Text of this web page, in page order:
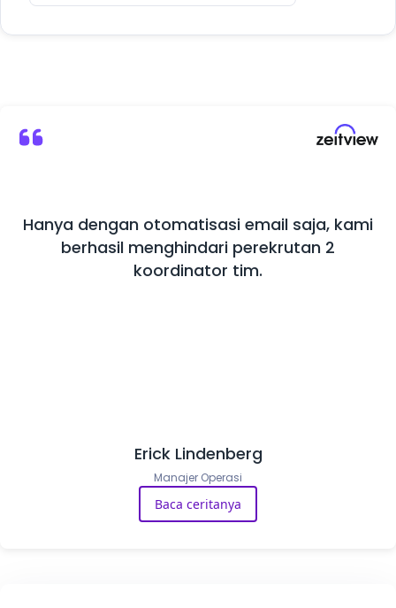
Hanya dengan otomatisasi email saja, kami
berhasil menghindari perekrutan 2
koordinator tim.
Erick Lindenberg
Manajer Operasi
Baca ceritanya